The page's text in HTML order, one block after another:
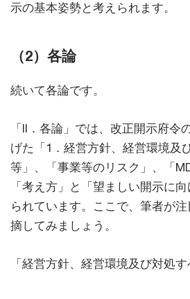
示の基本姿勢と考えられます。
（2）各論
続いて各論です。
「II．各論」では、改正開示府令
げた「1．経営方針、経営環境及
等」、「事業等のリスク」、「
「考え方」と「望ましい開示に
られています。ここで、筆者が
摘してみましょう。
「経営方針、経営環境及び対処